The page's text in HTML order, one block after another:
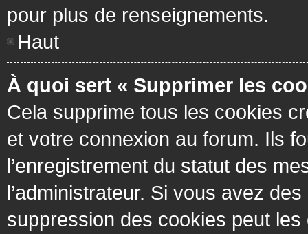
pour plus de renseignements.
Haut
À quoi sert « Supprimer les
Cela supprime tous les cookies
et votre connexion au forum. Ils
l’enregistrement du statut des
l’administrateur. Si vous avez
suppression des cookies peut les